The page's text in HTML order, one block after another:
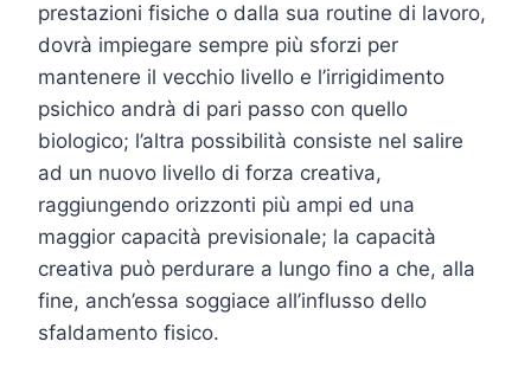
prestazioni fisiche o dalla sua routine di lavoro,
dovrà impiegare sempre più sforzi per
mantenere il vecchio livello e l’irrigidimento
psichico andrà di pari passo con quello
biologico; l’altra possibilità consiste nel salire
ad un nuovo livello di forza creativa,
raggiungendo orizzonti più ampi ed una
maggior capacità previsionale; la capacità
creativa può perdurare a lungo fino a che, alla
fine, anch’essa soggiace all’influsso dello
sfaldamento fisico.